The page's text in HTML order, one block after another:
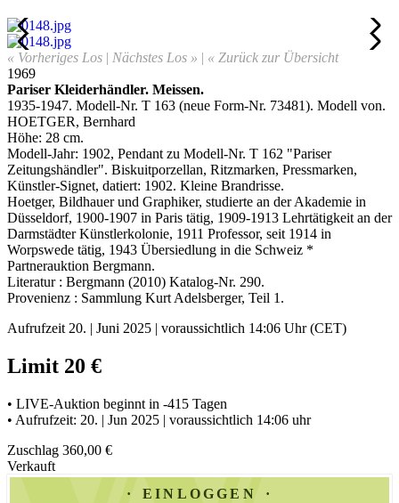
« Vorheriges Los | Nächstes Los » | « Zurück zur Übersicht
1969
Pariser Kleiderhändler. Meissen.
1935-1947. Modell-Nr. T 163 (neue Form-Nr. 73481). Modell von.
HOETGER, Bernhard
Höhe: 28 cm.
Modell-Jahr: 1902, Pendant zu Modell-Nr. T 162 "Pariser
Zeitungshändler". Biskuitporzellan, Ritzmarken, Pressmarken,
Künstler-Signet, datiert: 1902. Kleine Brandrisse.
Hoetger, Bildhauer und Graphiker, studierte an der Akademie in
Düsseldorf, 1900-1907 in Paris tätig, 1909-1913 Lehrtätigkeit an der
Darmstädter Künstlerkolonie, 1911 Professor, seit 1914 in
Worpswede tätig, 1943 Übersiedlung in die Schweiz *
Partnerauktion Bergmann.
Literatur : Bergmann (2010) Katalog-Nr. 290.
Provenienz : Sammlung Kurt Adelsberger, Teil 1.
Aufrufzeit 20. | Juni 2025 | voraussichtlich 14:06 Uhr (CET)
Limit 20 €
• LIVE-Auktion beginnt in -415 Tagen
• Aufrufzeit: 20. | Jun 2025 | voraussichtlich 14:06 uhr
Zuschlag 360,00 €
Verkauft
EINLOGGEN